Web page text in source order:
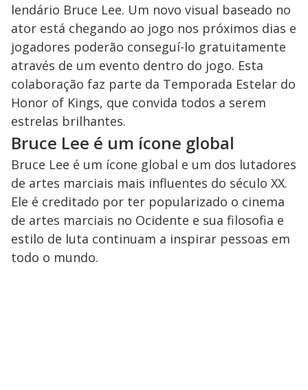
lendário Bruce Lee. Um novo visual baseado no
ator está chegando ao jogo nos próximos dias e
jogadores poderão conseguí-lo gratuitamente
através de um evento dentro do jogo. Esta
colaboração faz parte da Temporada Estelar do
Honor of Kings, que convida todos a serem
estrelas brilhantes.
Bruce Lee é um ícone global
Bruce Lee é um ícone global e um dos lutadores
de artes marciais mais influentes do século XX.
Ele é creditado por ter popularizado o cinema
de artes marciais no Ocidente e sua filosofia e
estilo de luta continuam a inspirar pessoas em
todo o mundo.